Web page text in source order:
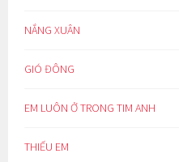
NẮNG XUÂN
GIÓ ĐÔNG
EM LUÔN Ở TRONG TIM ANH
THIẾU EM